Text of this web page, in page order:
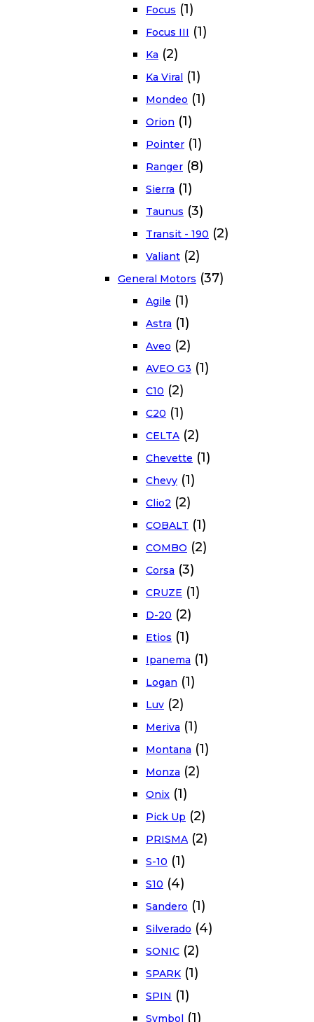
Focus (1)
Focus III (1)
Ka (2)
Ka Viral (1)
Mondeo (1)
Orion (1)
Pointer (1)
Ranger (8)
Sierra (1)
Taunus (3)
Transit - 190 (2)
Valiant (2)
General Motors (37)
Agile (1)
Astra (1)
Aveo (2)
AVEO G3 (1)
C10 (2)
C20 (1)
CELTA (2)
Chevette (1)
Chevy (1)
Clio2 (2)
COBALT (1)
COMBO (2)
Corsa (3)
CRUZE (1)
D-20 (2)
Etios (1)
Ipanema (1)
Logan (1)
Luv (2)
Meriva (1)
Montana (1)
Monza (2)
Onix (1)
Pick Up (2)
PRISMA (2)
S-10 (1)
S10 (4)
Sandero (1)
Silverado (4)
SONIC (2)
SPARK (1)
SPIN (1)
Symbol (1)